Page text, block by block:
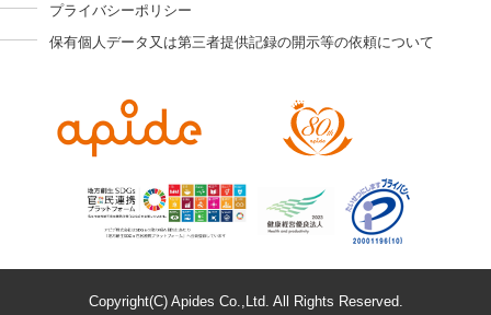
プライバシーポリシー
保有個人データ又は第三者提供記録の開示等の依頼について
Copyright(C) Apides Co.,Ltd. All Rights Reserved.